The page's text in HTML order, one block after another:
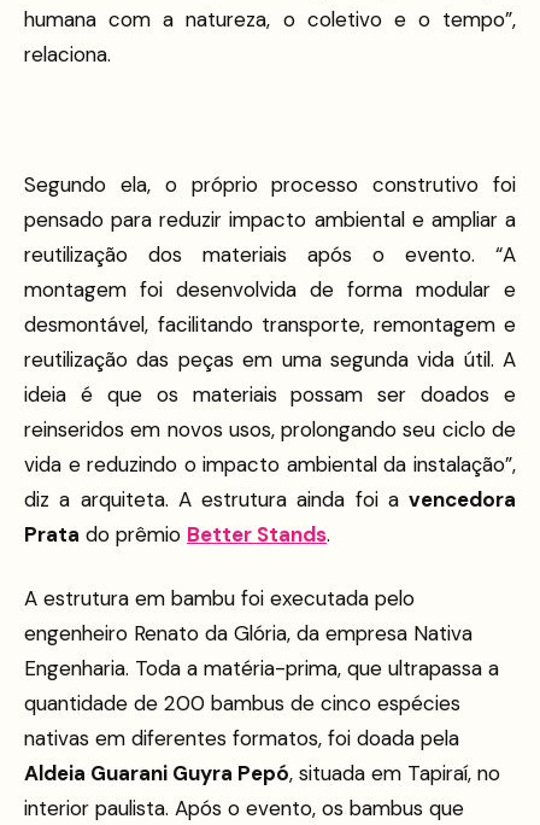
humana com a natureza, o coletivo e o tempo”,
relaciona.
Segundo ela, o próprio processo construtivo foi
pensado para reduzir impacto ambiental e ampliar a
reutilização dos materiais após o evento. “A
montagem foi desenvolvida de forma modular e
desmontável, facilitando transporte, remontagem e
reutilização das peças em uma segunda vida útil. A
ideia é que os materiais possam ser doados e
reinseridos em novos usos, prolongando seu ciclo de
vida e reduzindo o impacto ambiental da instalação”,
diz a arquiteta. A estrutura ainda foi a vencedora
Prata do prêmio Better Stands.
A estrutura em bambu foi executada pelo
engenheiro Renato da Glória, da empresa Nativa
Engenharia. Toda a matéria-prima, que ultrapassa a
quantidade de 200 bambus de cinco espécies
nativas em diferentes formatos, foi doada pela
Aldeia Guarani Guyra Pepó, situada em Tapiraí, no
interior paulista. Após o evento, os bambus que